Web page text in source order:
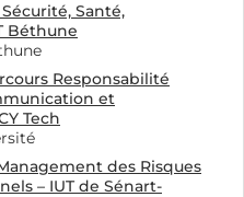
Santé,
Béthune
Responsabilité
et
Tech
des Risques
– IUT de Sénart-